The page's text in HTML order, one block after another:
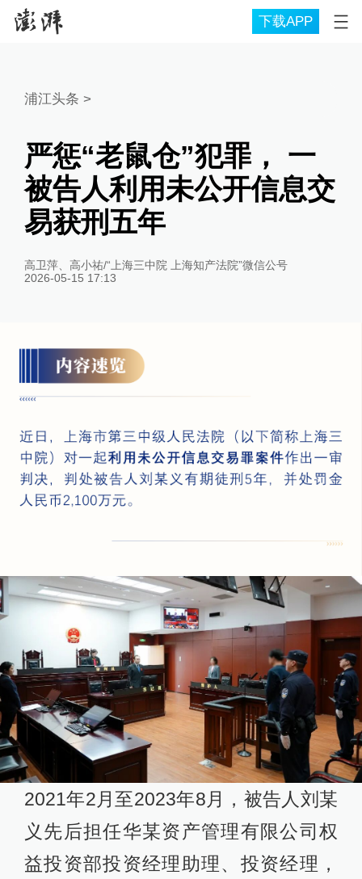
下载APP
浦江头条 >
严惩“老鼠仓”犯罪， 一
被告人利用未公开信息交
易获刑五年
高卫萍、高小祐/“上海三中院 上海知产法院”微信公号
2026-05-15 17:13
2021年2月至2023年8月，被告人刘某
义先后担任华某资产管理有限公司权
益投资部投资经理助理、投资经理，